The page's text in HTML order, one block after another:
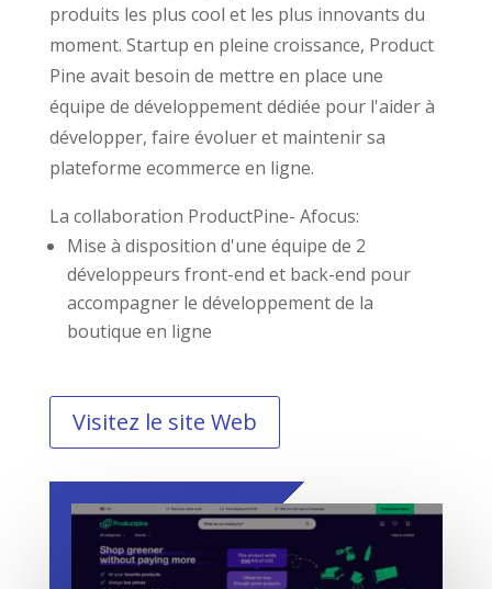
produits les plus cool et les plus innovants du
moment. Startup en pleine croissance, Product
Pine avait besoin de mettre en place une
équipe de développement dédiée pour l'aider à
développer, faire évoluer et maintenir sa
plateforme ecommerce en ligne.
La collaboration ProductPine- Afocus:
Mise à disposition d'une équipe de 2
développeurs front-end et back-end pour
accompagner le développement de la
boutique en ligne
Visitez le site Web